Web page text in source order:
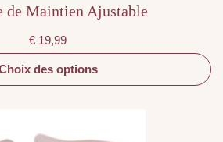
de Maintien Ajustable
€ 19,99
des options
a